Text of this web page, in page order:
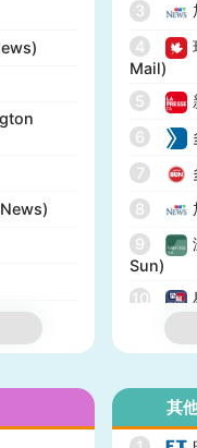
Post)
3
4
Mail)
5
6
7
8
9
Sun)
10
其